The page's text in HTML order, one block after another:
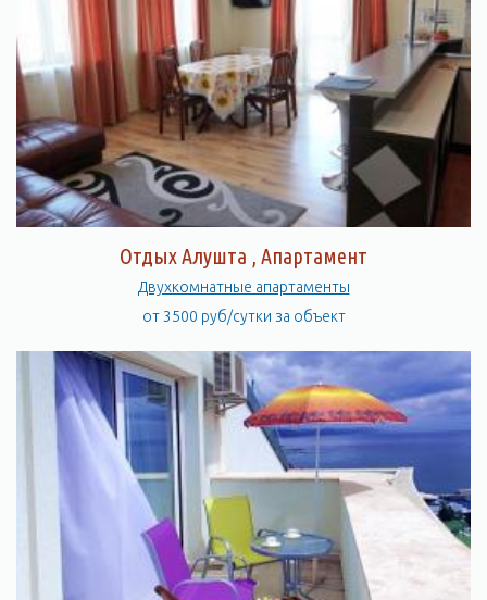
Отдых Алушта , Апартамент
Двухкомнатные апартаменты
от 3500 руб/сутки за объект